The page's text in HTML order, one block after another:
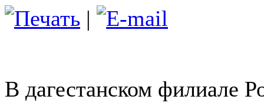
|
В дагестанском филиале